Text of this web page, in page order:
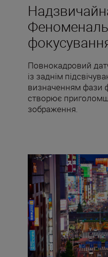
Повнокадровий
із заднім
визначенням фази
створює
зображення.